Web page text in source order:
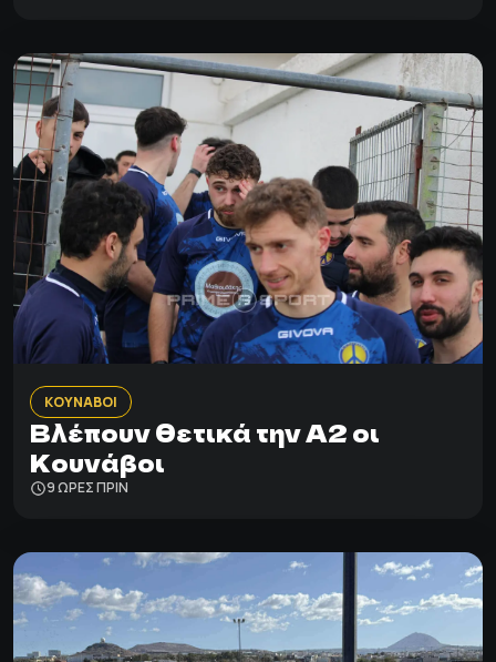
ΚΟΥΝΑΒΟΙ
Βλέπουν θετικά την Α2 οι
Κουνάβοι
9 ΩΡΕΣ ΠΡΙΝ